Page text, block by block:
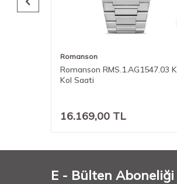
Romanson
Romanson RMS.1.AG1547.03
Kol Saati
16.169,00 TL
E - Bülten Aboneliği